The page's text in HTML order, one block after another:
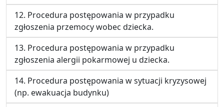
12. Procedura postępowania w przypadku
zgłoszenia przemocy wobec dziecka.
13. Procedura postępowania w przypadku
zgłoszenia alergii pokarmowej u dziecka.
14. Procedura postępowania w sytuacji kryzysowej
(np. ewakuacja budynku)